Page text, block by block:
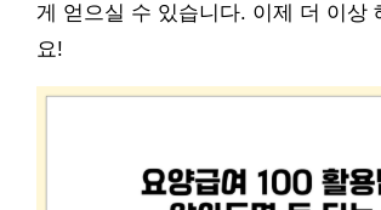
게 얻으실 수 있습니다. 이제 더 이상
요!